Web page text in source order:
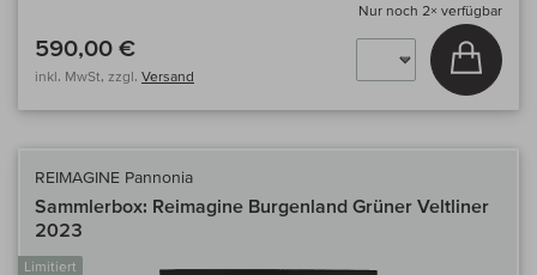
Nur noch 2× verfügbar
590,00 €
inkl. MwSt, zzgl. Versand
In
REIMAGINE Pannonia
Sammlerbox: Reimagine Burgenland Grüner Veltliner
2023
Limitiert